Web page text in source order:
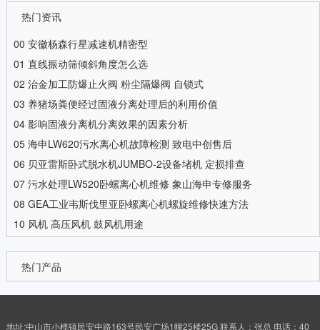
热门资讯
00 安徽杨森行星减速机精密型
01 直线振动筛倾斜角度怎么选
02 治金加工防爆止火阀 粉尘隔爆阀 自锁式
03 养猪场粪便经过固液分离处理后的利用价值
04 影响固液分离机分离效果的因素分析
05 海申LW620污水离心机故障检测 致电中创售后
06 贝亚雷斯卧式脱水机JUMBO-2设备堵机 定损排查
07 污水处理LW520卧螺离心机维修 象山海申专修服务
08 GEA工业韦斯伐里亚卧螺离心机螺旋维修快速方法
10 风机 高压风机 鼓风机用途
热门产品
地址:中山市小榄镇民安中路163号民安广场1幢25楼25G 联系人：张总 电话：40